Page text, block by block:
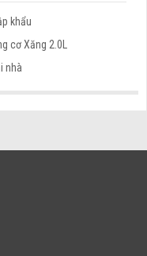
khẩu
cơ Xăng 2.0L
nhà